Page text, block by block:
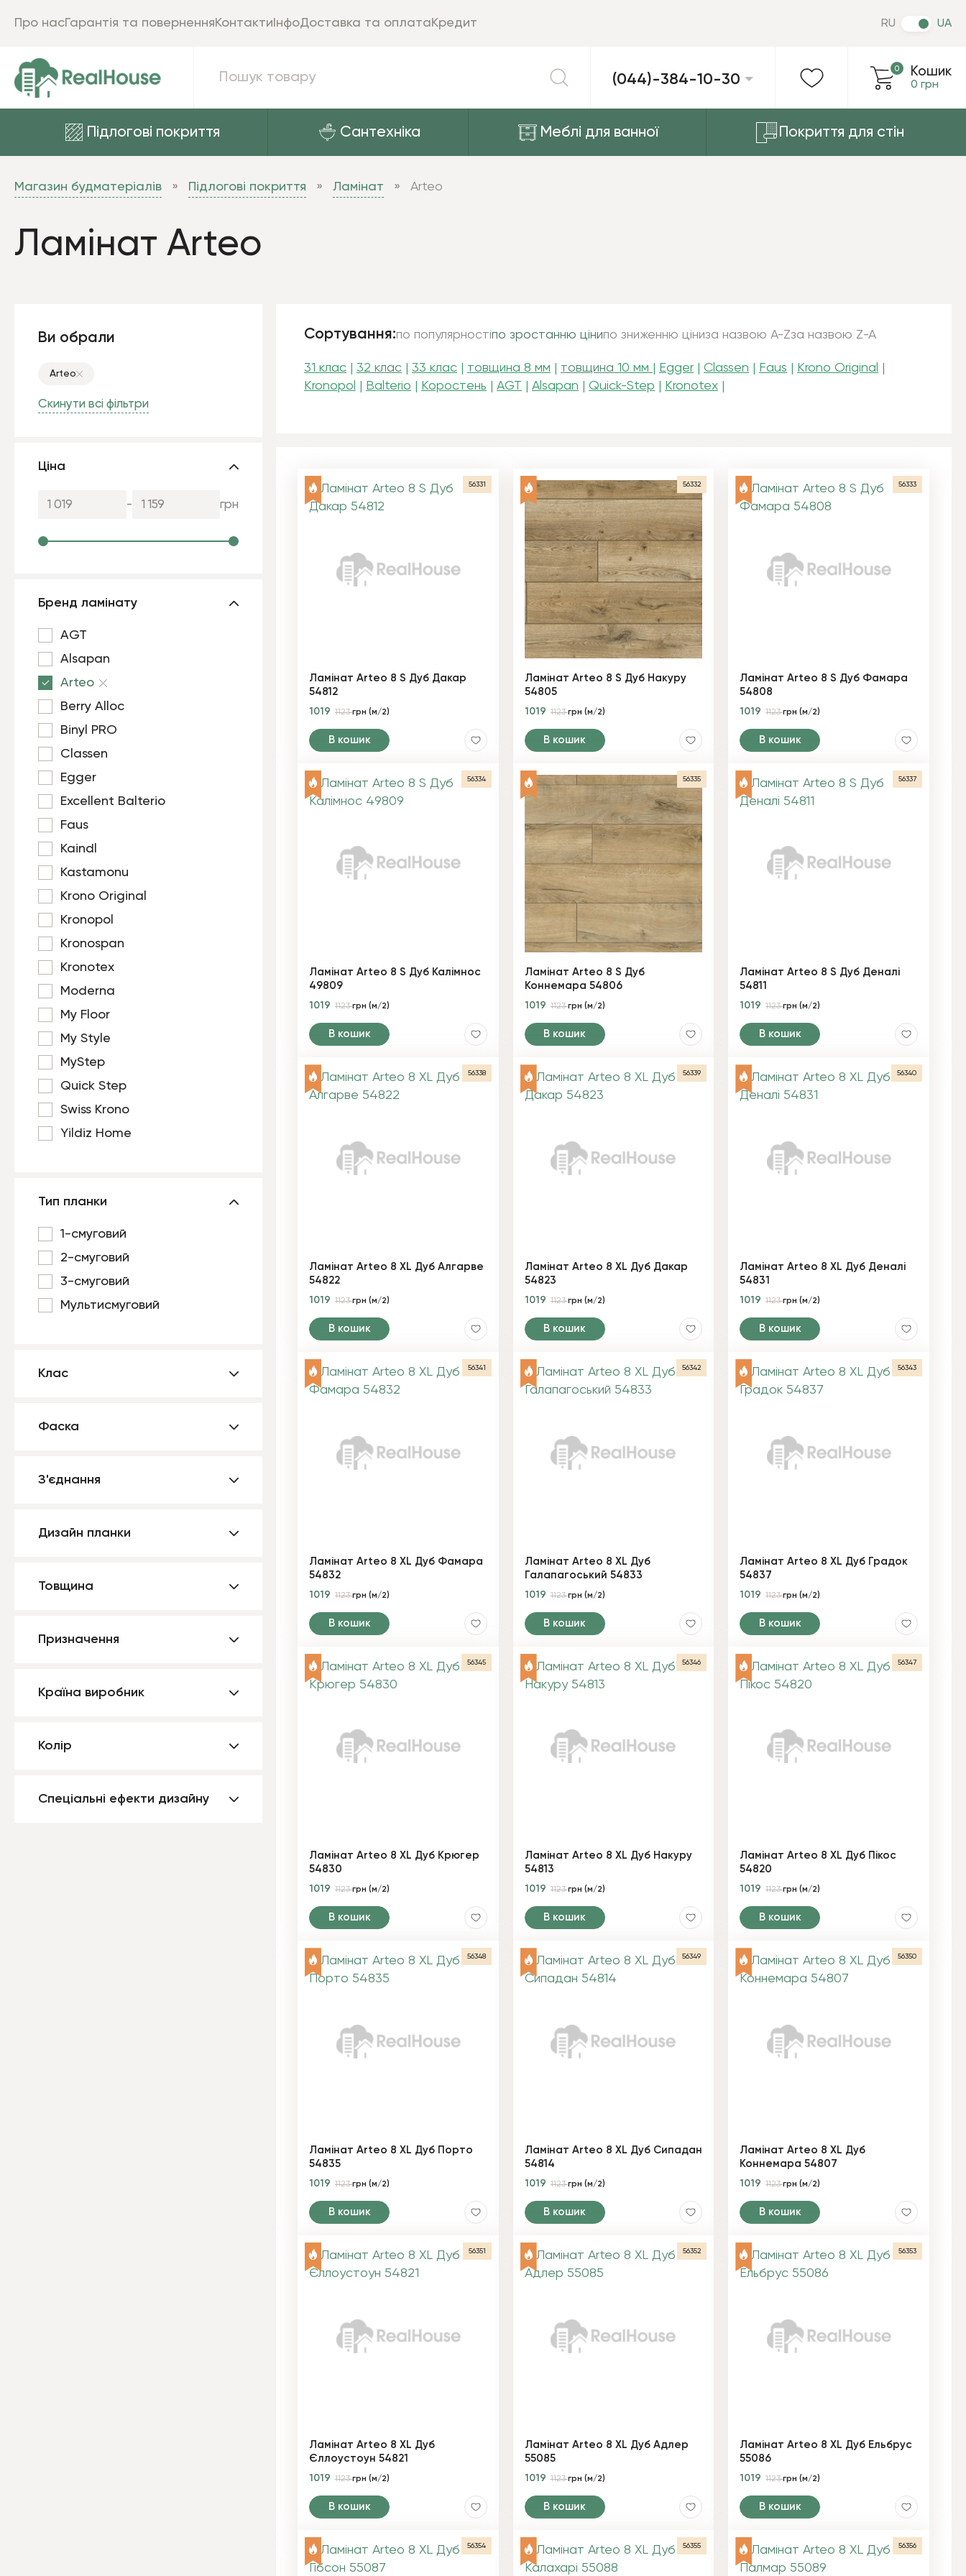
(044)-384-10-30
Кошик
0 грн
0
RU UA
Підлогові покриття Сантехніка Меблі для ванної Покриття для стін
Про насГарантія та поверненняКонтакти ІнфоДоставка та оплатаКредит
Магазин будматеріалів Підлогові покриття Ламінат Arteo
Ламінат Arteo
Ви обрали
Arteo
Скинути всі фільтри
Ціна
- грн
Бренд ламінату
AGT
Alsapan
Arteo
Berry Alloc
Binyl PRO
Classen
Egger
Excellent Balterio
Faus
Kaindl
Kastamonu
Krono Original
Kronopol
Kronospan
Kronotex
Moderna
My Floor
My Style
MyStep
Quick Step
Swiss Krono
Yildiz Home
Тип планки
1-смуговий
2-смуговий
3-смуговий
Мультисмуговий
Клас
Фаска
З'єднання
Дизайн планки
Товщина
Призначення
Країна виробник
Колір
Спеціальні ефекти дизайну
Сортування:по популярностіпо зростанню цінипо зниженню ціниза назвою A-Zза назвою Z-A
31 клас 32 клас 33 клас товщина 8 мм товщина 10 мм Egger Classen Faus Krono Original
Kronopol
Balterio Коростень AGT Alsapan Quick-Step Kronotex
56331
Ламінат Arteo 8 S Дуб Дакар
54812
1019 1123грн (м/2)
В кошик
56332
Ламінат Arteo 8 S Дуб Накуру
54805
1019 1123грн (м/2)
В кошик
56333
Ламінат Arteo 8 S Дуб Фамара
54808
1019 1123грн (м/2)
В кошик
56334
Ламінат Arteo 8 S Дуб Калімнос
49809
1019 1123грн (м/2)
В кошик
56335
Ламінат Arteo 8 S Дуб
Коннемара 54806
1019 1123грн (м/2)
В кошик
56337
Ламінат Arteo 8 S Дуб Деналі
54811
1019 1123грн (м/2)
В кошик
56338
Ламінат Arteo 8 XL Дуб Алгарве
54822
1019 1123грн (м/2)
В кошик
56339
Ламінат Arteo 8 XL Дуб Дакар
54823
1019 1123грн (м/2)
В кошик
56340
Ламінат Arteo 8 XL Дуб Деналі
54831
1019 1123грн (м/2)
В кошик
56341
Ламінат Arteo 8 XL Дуб Фамара
54832
1019 1123грн (м/2)
В кошик
56342
Ламінат Arteo 8 XL Дуб
Галапагоський 54833
1019 1123грн (м/2)
В кошик
56343
Ламінат Arteo 8 XL Дуб Градок
54837
1019 1123грн (м/2)
В кошик
56345
Ламінат Arteo 8 XL Дуб Крюгер
54830
1019 1123грн (м/2)
В кошик
56346
Ламінат Arteo 8 XL Дуб Накуру
54813
1019 1123грн (м/2)
В кошик
56347
Ламінат Arteo 8 XL Дуб Пікос
54820
1019 1123грн (м/2)
В кошик
56348
Ламінат Arteo 8 XL Дуб Порто
54835
1019 1123грн (м/2)
В кошик
56349
Ламінат Arteo 8 XL Дуб Сипадан
54814
1019 1123грн (м/2)
В кошик
56350
Ламінат Arteo 8 XL Дуб
Коннемара 54807
1019 1123грн (м/2)
В кошик
56351
Ламінат Arteo 8 XL Дуб
Єллоустоун 54821
1019 1123грн (м/2)
В кошик
56352
Ламінат Arteo 8 XL Дуб Адлер
55085
1019 1123грн (м/2)
В кошик
56353
Ламінат Arteo 8 XL Дуб Ельбрус
55086
1019 1123грн (м/2)
В кошик
56354 56355 56356